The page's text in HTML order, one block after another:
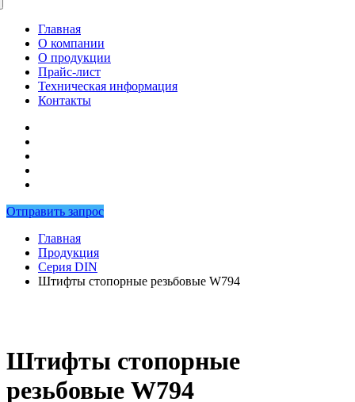
Главная
О компании
О продукции
Прайс-лист
Техническая информация
Контакты
Отправить запрос
Главная
Продукция
Серия DIN
Штифты стопорные резьбовые W794
Штифты стопорные
резьбовые W794